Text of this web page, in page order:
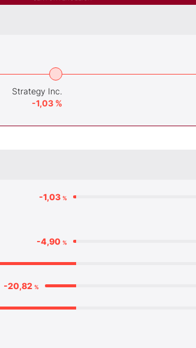
Strategy Inc.
-1,03 %
-1,03 %
-4,90 %
-20,82%